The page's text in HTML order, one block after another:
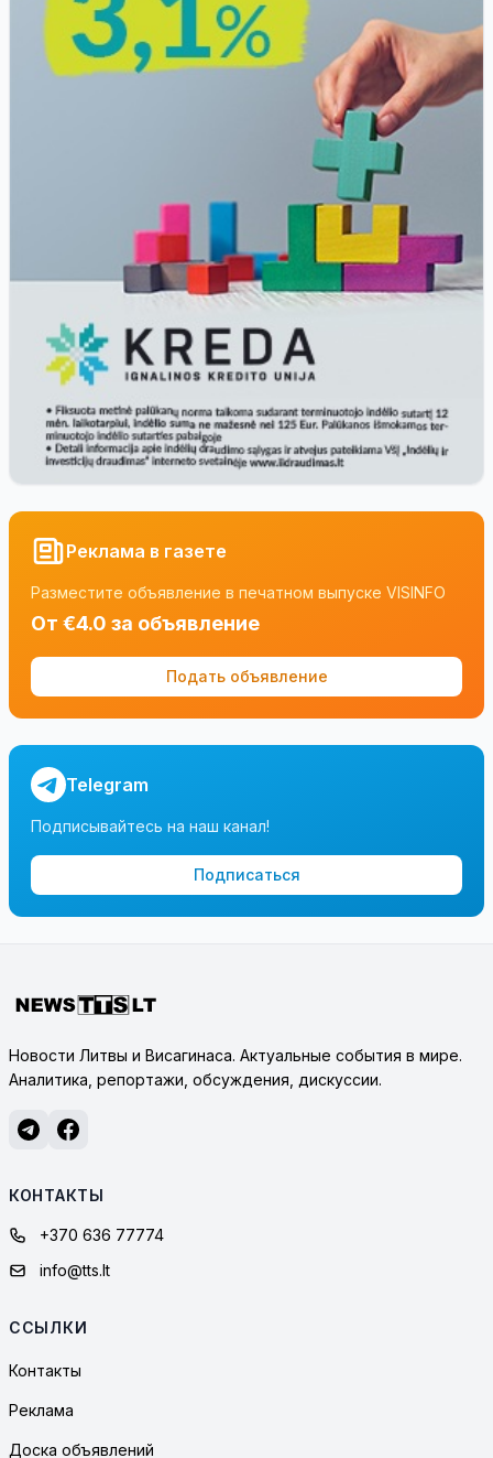
Реклама в газете
Разместите объявление в печатном выпуске VISINFO
От €4.0 за объявление
Подать объявление
Telegram
Подписывайтесь на наш канал!
Подписаться
Новости Литвы и Висагинаса. Актуальные события в мире.
Аналитика, репортажи, обсуждения, дискуссии.
КОНТАКТЫ
+370 636 77774
info@tts.lt
ССЫЛКИ
Контакты
Реклама
Доска объявлений